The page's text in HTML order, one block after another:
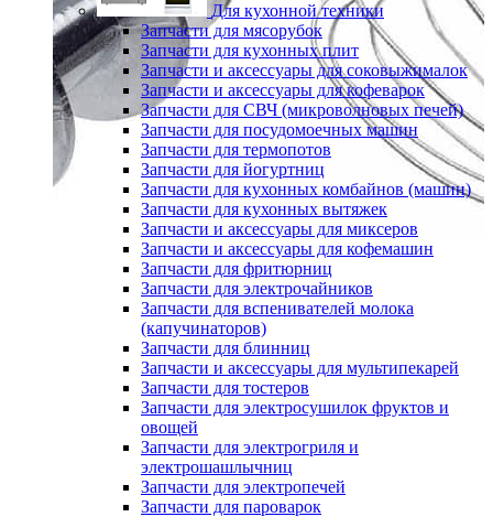
Для кухонной техники
Запчасти для мясорубок
Запчасти для кухонных плит
Запчасти и аксессуары для соковыжималок
Запчасти и аксессуары для кофеварок
Запчасти для СВЧ (микроволновых печей)
Запчасти для посудомоечных машин
Запчасти для термопотов
Запчасти для йогуртниц
Запчасти для кухонных комбайнов (машин)
Запчасти для кухонных вытяжек
Запчасти и аксессуары для миксеров
Запчасти и аксессуары для кофемашин
Запчасти для фритюрниц
Запчасти для электрочайников
Запчасти для вспенивателей молока
(капучинаторов)
Запчасти для блинниц
Запчасти и аксессуары для мультипекарей
Запчасти для тостеров
Запчасти для электросушилок фруктов и
овощей
Запчасти для электрогриля и
электрошашлычниц
Запчасти для электропечей
Запчасти для пароварок